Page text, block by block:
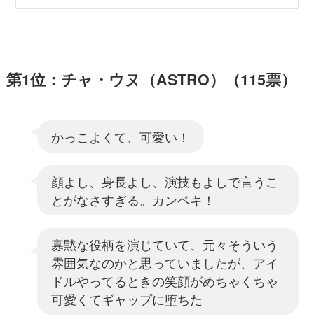
第1位：チャ・ウヌ（ASTRO）（115票）
かっこよくて、可愛い！
顔よし、身長よし、演技もよしで言うこ
とがなさすぎる。カンペキ！
寡黙な役柄を演じていて、元々そういう
雰囲気なのかと思っていましたが、アイ
ドルやってるときの笑顔がめちゃくちゃ
可愛くてギャップに堕ちた